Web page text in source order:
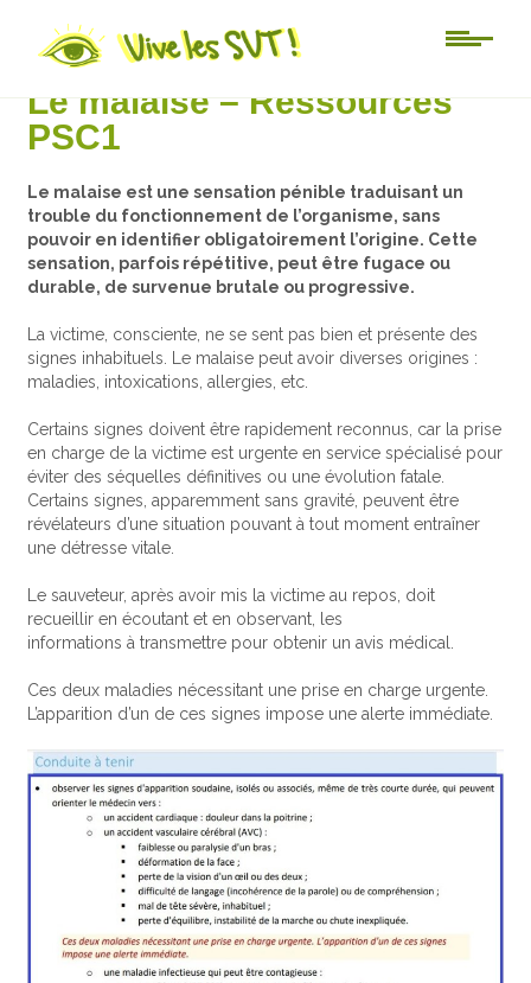
Au jour le jour
Le malaise – Ressources
PSC1
Le malaise est une sensation pénible traduisant un
trouble du fonctionnement de l’organisme, sans
pouvoir en identifier obligatoirement l’origine. Cette
sensation, parfois répétitive, peut être fugace ou
durable, de survenue brutale ou progressive.
La victime, consciente, ne se sent pas bien et présente des
signes inhabituels. Le malaise peut avoir diverses origines :
maladies, intoxications, allergies, etc.
Certains signes doivent être rapidement reconnus, car la prise
en charge de la victime est urgente en service spécialisé pour
éviter des séquelles définitives ou une évolution fatale.
Certains signes, apparemment sans gravité, peuvent être
révélateurs d’une situation pouvant à tout moment entraîner
une détresse vitale.
Le sauveteur, après avoir mis la victime au repos, doit
recueillir en écoutant et en observant, les
informations à transmettre pour obtenir un avis médical.
Ces deux maladies nécessitant une prise en charge urgente.
L’apparition d’un de ces signes impose une alerte immédiate.